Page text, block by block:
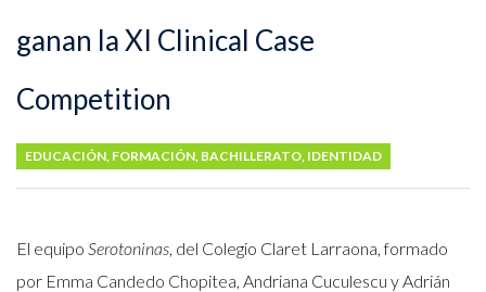
ganan la XI Clinical Case
Competition
EDUCACIÓN, FORMACIÓN, BACHILLERATO, IDENTIDAD
El equipo Serotoninas, del Colegio Claret Larraona, formado
por Emma Candedo Chopitea, Andriana Cuculescu y Adrián